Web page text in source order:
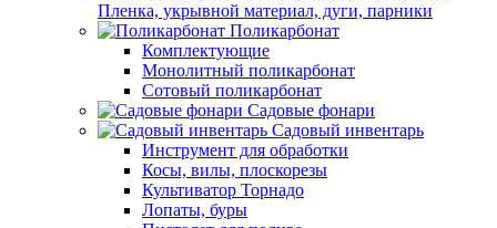
Пленка, укрывной материал, дуги, парники
Поликарбонат
Комплектующие
Монолитный поликарбонат
Сотовый поликарбонат
Садовые фонари
Садовый инвентарь
Инструмент для обработки
Косы, вилы, плоскорезы
Культиватор Торнадо
Лопаты, буры